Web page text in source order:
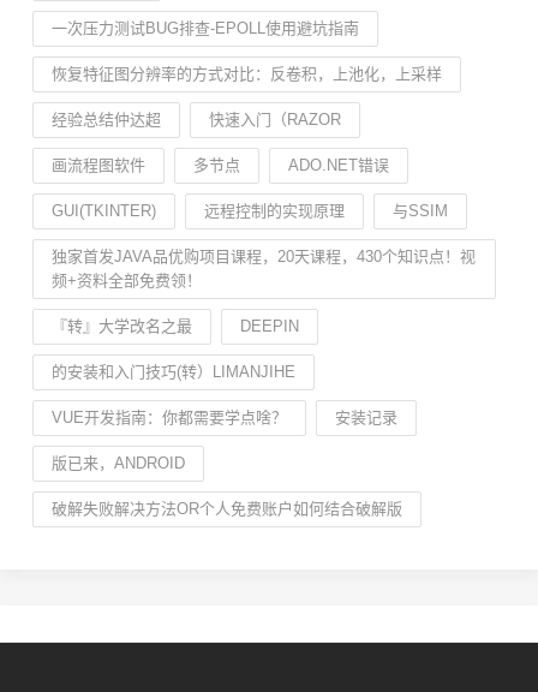
一次压力测试BUG排查-EPOLL使用避坑指南
恢复特征图分辨率的方式对比：反卷积，上池化，上采样
经验总结仲达超 快速入门（RAZOR
画流程图软件 多节点 ADO.NET错误
GUI(TKINTER) 远程控制的实现原理 与SSIM
独家首发JAVA品优购项目课程，20天课程，430个知识点！视
频+资料全部免费领！
『转』大学改名之最 DEEPIN
的安装和入门技巧(转）LIMANJIHE
VUE开发指南：你都需要学点啥？ 安装记录
版已来，ANDROID
破解失败解决方法OR个人免费账户如何结合破解版